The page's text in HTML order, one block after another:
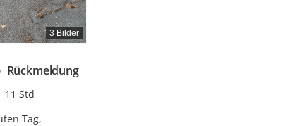
3 Bilder
Rückmeldung
Zeitpunkt des Erstellens
11 Std
Tag,